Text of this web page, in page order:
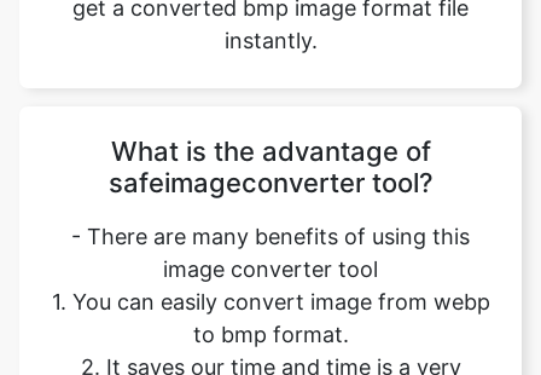
What is the advantage of
image converter tool
1. You can easily convert image from webp
to bmp format.
2. It saves our time and time is a very
important part of our life.
3. It decreases the chance of mistakes.
4. Quality of converted image is similar to